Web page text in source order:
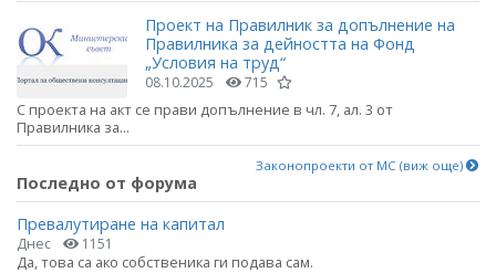
Проект на Правилник за допълнение на
Правилника за дейността на Фонд
„Условия на труд“
08.10.2025 715
С проекта на акт се прави допълнение в чл. 7, ал. 3 от
Правилника за...
Законопроекти от МС (виж още)
Последно от форума
Превалутиране на капитал
Днес 1151
Да, това са ако собственика ги подава сам.